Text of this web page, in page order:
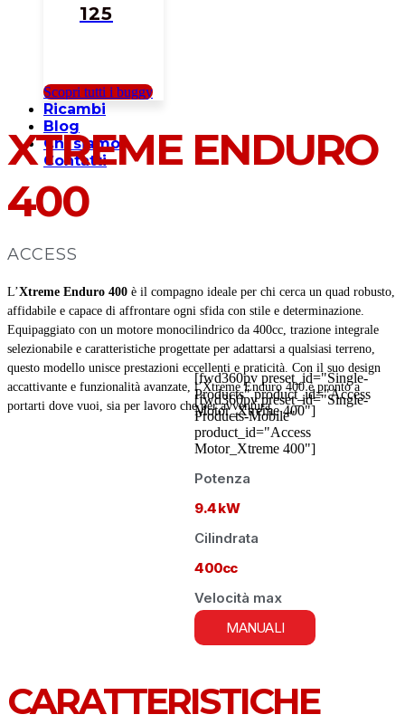
125
Scopri tutti i buggy
Ricambi
Blog
Chi siamo
Contatti
XTREME ENDURO
400
ACCESS
L’Xtreme Enduro 400 è il compagno ideale per chi cerca un quad robusto,
affidabile e capace di affrontare ogni sfida con stile e determinazione.
Equipaggiato con un motore monocilindrico da 400cc, trazione integrale
selezionabile e caratteristiche progettate per adattarsi a qualsiasi terreno,
questo modello unisce prestazioni eccellenti e praticità. Con il suo design
accattivante e funzionalità avanzate, l’Xtreme Enduro 400 è pronto a
portarti dove vuoi, sia per lavoro che per avventura.
[fwd360pv preset_id="Single-
Products" product_id="Access
Motor_Xtreme 400"]
[fwd360pv preset_id="Single-
Products-Mobile"
product_id="Access
Motor_Xtreme 400"]
Potenza
9.4 kW
Cilindrata
400cc
Velocità max
MANUALI
CARATTERISTICHE